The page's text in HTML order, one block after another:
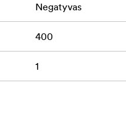
Negatyvas
400
1